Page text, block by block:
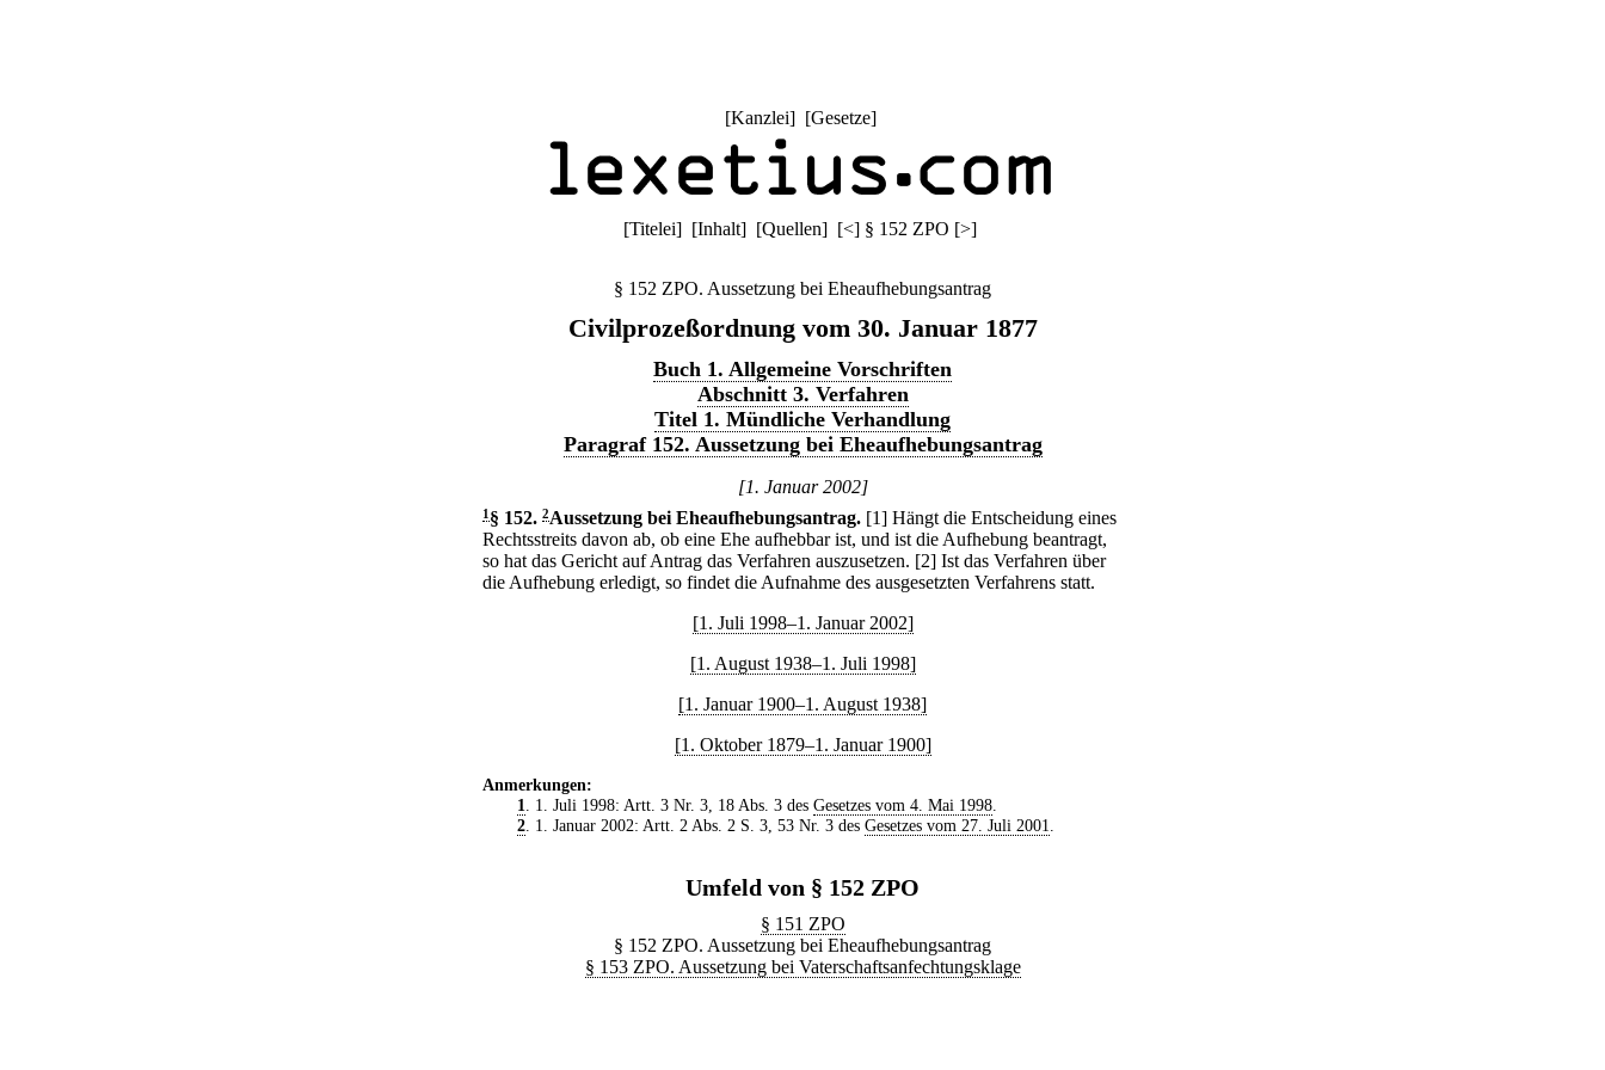
[Kanzlei] [Gesetze]
[Titelei] [Inhalt] [Quellen] [<] § 152 ZPO [>]
§ 152 ZPO. Aussetzung bei Eheaufhebungsantrag
Civilprozeßordnung vom 30. Januar 1877
Buch 1. Allgemeine Vorschriften
Abschnitt 3. Verfahren
Titel 1. Mündliche Verhandlung
Paragraf 152. Aussetzung bei Eheaufhebungsantrag
[1. Januar 2002]
1 § 152. 2Aussetzung bei Eheaufhebungsantrag. [1] Hängt die Entscheidung eines
Rechtsstreits davon ab, ob eine Ehe aufhebbar ist, und ist die Aufhebung beantragt,
so hat das Gericht auf Antrag das Verfahren auszusetzen. [2] Ist das Verfahren über
die Aufhebung erledigt, so findet die Aufnahme des ausgesetzten Verfahrens statt.
[1. Juli 1998–1. Januar 2002]
[1. August 1938–1. Juli 1998]
[1. Januar 1900–1. August 1938]
[1. Oktober 1879–1. Januar 1900]
Anmerkungen:
1
. 1. Juli 1998: Artt. 3 Nr. 3, 18 Abs. 3 des Gesetzes vom 4. Mai 1998.
2. 1. Januar 2002: Artt. 2 Abs. 2 S. 3, 53 Nr. 3 des Gesetzes vom 27. Juli 2001
Umfeld von § 152 ZPO
§ 151 ZPO
§ 152 ZPO. Aussetzung bei Eheaufhebungsantrag
§ 153 ZPO. Aussetzung bei Vaterschaftsanfechtungsklage